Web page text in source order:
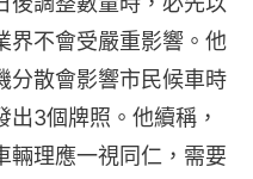
界不會受嚴重影響。他
分散會影響市民候車時
出3個牌照。他續稱，
輛理應一視同仁，需要